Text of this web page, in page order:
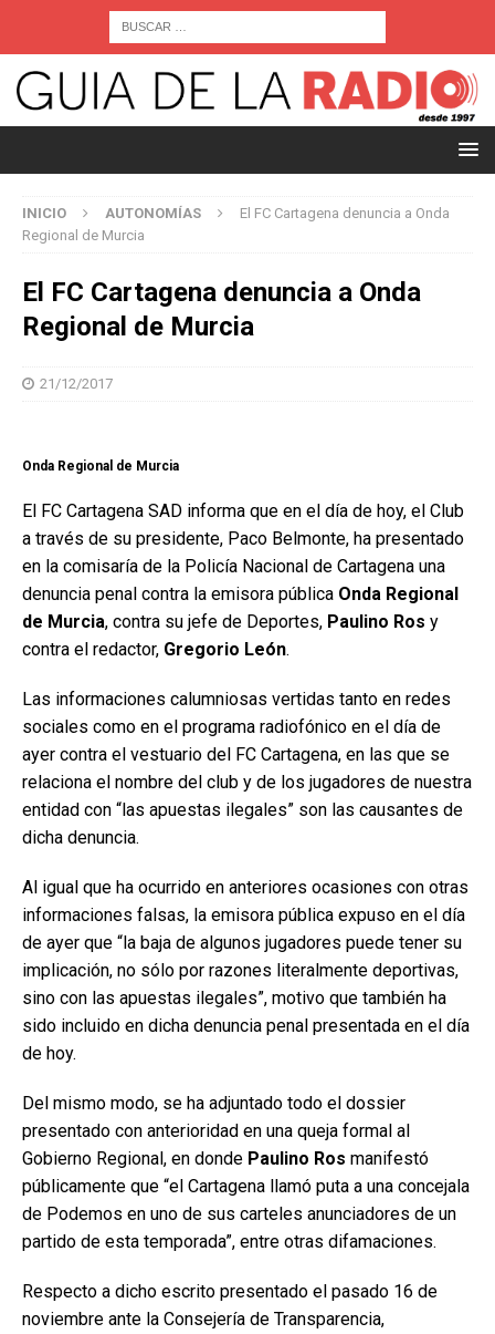
INICIO AUTONOMÍAS
El FC Cartagena denuncia a Onda
Regional de Murcia
El FC Cartagena denuncia a Onda
Regional de Murcia
21/12/2017
Onda Regional de Murcia
El FC Cartagena SAD informa que en el día de hoy, el Club
a través de su presidente, Paco Belmonte, ha presentado
en la comisaría de la Policía Nacional de Cartagena una
denuncia penal contra la emisora pública Onda Regional
de Murcia, contra su jefe de Deportes, Paulino Ros y
contra el redactor, Gregorio León.
Las informaciones calumniosas vertidas tanto en redes
sociales como en el programa radiofónico en el día de
ayer contra el vestuario del FC Cartagena, en las que se
relaciona el nombre del club y de los jugadores de nuestra
entidad con “las apuestas ilegales” son las causantes de
dicha denuncia.
Al igual que ha ocurrido en anteriores ocasiones con otras
informaciones falsas, la emisora pública expuso en el día
de ayer que “la baja de algunos jugadores puede tener su
implicación, no sólo por razones literalmente deportivas,
sino con las apuestas ilegales”, motivo que también ha
sido incluido en dicha denuncia penal presentada en el día
de hoy.
Del mismo modo, se ha adjuntado todo el dossier
presentado con anterioridad en una queja formal al
Gobierno Regional, en donde Paulino Ros manifestó
públicamente que “el Cartagena llamó puta a una concejala
de Podemos en uno de sus carteles anunciadores de un
partido de esta temporada”, entre otras difamaciones.
Respecto a dicho escrito presentado el pasado 16 de
noviembre ante la Consejería de Transparencia,